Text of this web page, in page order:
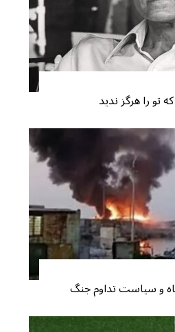
را هرگز ندید
و سیاست تداوم جنگ